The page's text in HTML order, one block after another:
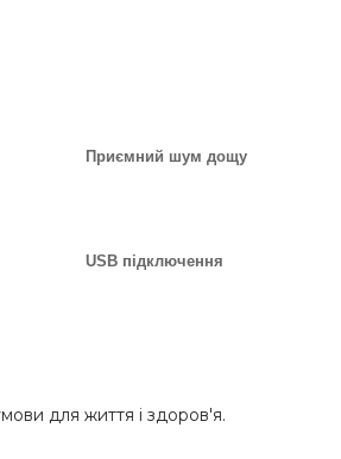
Приємний шум дощу
USB підключення
для життя і здоров'я.